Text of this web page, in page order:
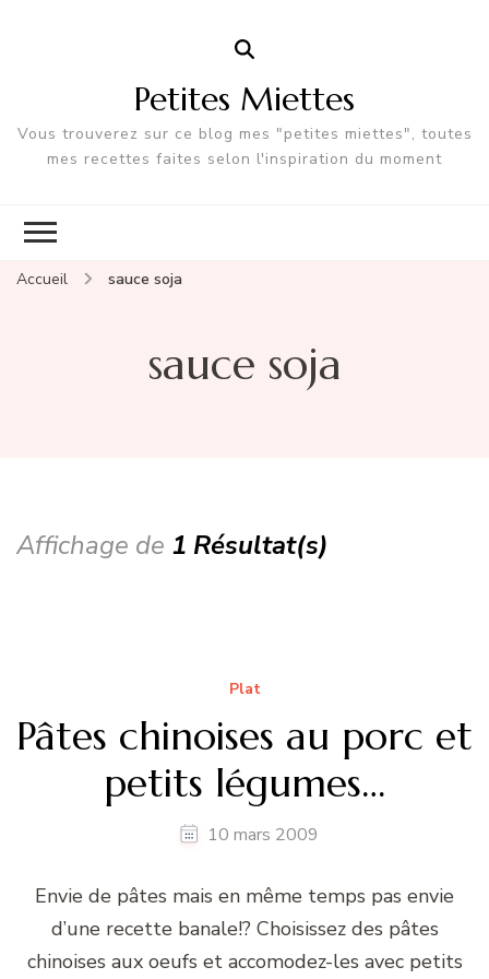
Petites Miettes
Vous trouverez sur ce blog mes "petites miettes", toutes
mes recettes faites selon l'inspiration du moment
Accueil sauce soja
sauce soja
Affichage de 1 Résultat(s)
Plat
Pâtes chinoises au porc et
petits légumes…
10 mars 2009
Envie de pâtes mais en même temps pas envie
d’une recette banale!? Choisissez des pâtes
chinoises aux oeufs et accomodez-les avec petits